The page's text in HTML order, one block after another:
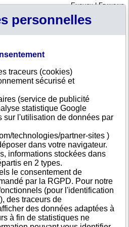
English|Français
Votre panier est vide
MALDIVES PVT
Chandhanee Magu
personnelles
traceurs (cookies)
sécurisé et
(service de publicité
statistique Google
sur l'utilisation de données par
technologies/partner-sites )
dans votre navigateur.
informations stockées dans
en 2 types.
le consentement de
par la RGPD. Pour notre
(pour l'identification
des traceurs de
des données adaptées à
à fin de statistiques ne